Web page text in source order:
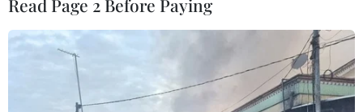
Nhân viên y tế tiêm vắcxin phòng COVID-19 cho người dân tại
Read Page 2 Before Paying